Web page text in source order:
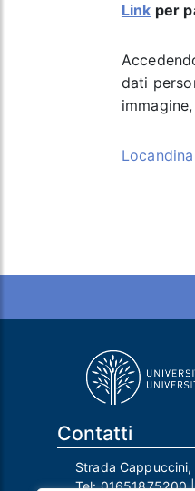
Link per
dati
Locandina
Contatti
Strada
Tel:01651875200|